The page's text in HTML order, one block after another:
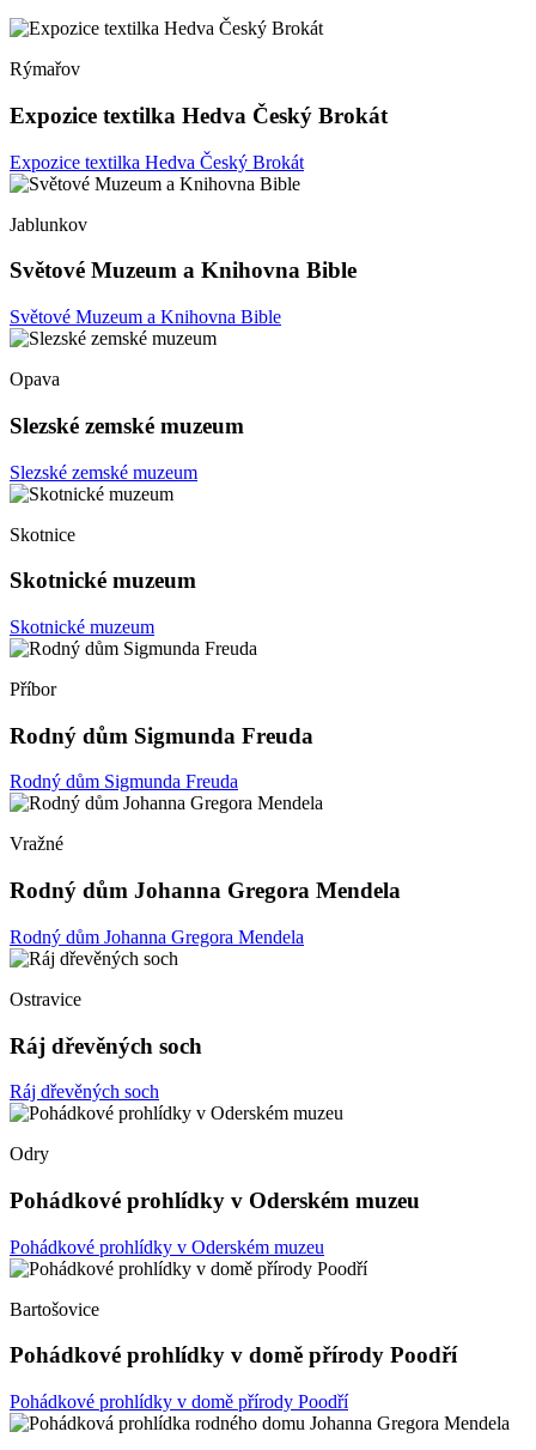
Rýmařov
Expozice textilka Hedva Český Brokát
Expozice textilka Hedva Český Brokát
Jablunkov
Světové Muzeum a Knihovna Bible
Světové Muzeum a Knihovna Bible
Opava
Slezské zemské muzeum
Slezské zemské muzeum
Skotnice
Skotnické muzeum
Skotnické muzeum
Příbor
Rodný dům Sigmunda Freuda
Rodný dům Sigmunda Freuda
Vražné
Rodný dům Johanna Gregora Mendela
Rodný dům Johanna Gregora Mendela
Ostravice
Ráj dřevěných soch
Ráj dřevěných soch
Odry
Pohádkové prohlídky v Oderském muzeu
Pohádkové prohlídky v Oderském muzeu
Bartošovice
Pohádkové prohlídky v domě přírody Poodří
Pohádkové prohlídky v domě přírody Poodří